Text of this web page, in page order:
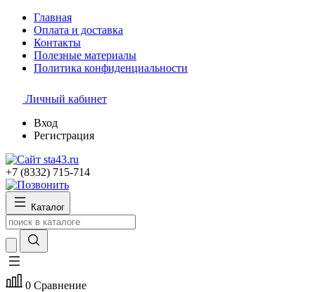
Главная
Оплата и доставка
Контакты
Полезные материалы
Политика конфиденциальности
Личный кабинет
Вход
Регистрация
+7 (8332) 715-714
Каталог
0 Сравнение